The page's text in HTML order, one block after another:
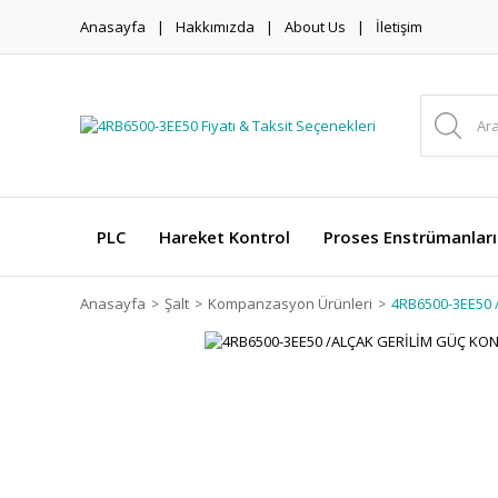
Anasayfa Hakkımızda About Us İletişim
PLC Hareket Kontrol Proses Enstrümanları
Anasayfa Şalt Kompanzasyon Ürünleri 4RB6500-3EE50